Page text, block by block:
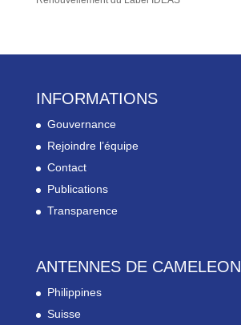
INFORMATIONS
Gouvernance
Rejoindre l’équipe
Contact
Publications
Transparence
ANTENNES DE CAMELEON
Philippines
Suisse